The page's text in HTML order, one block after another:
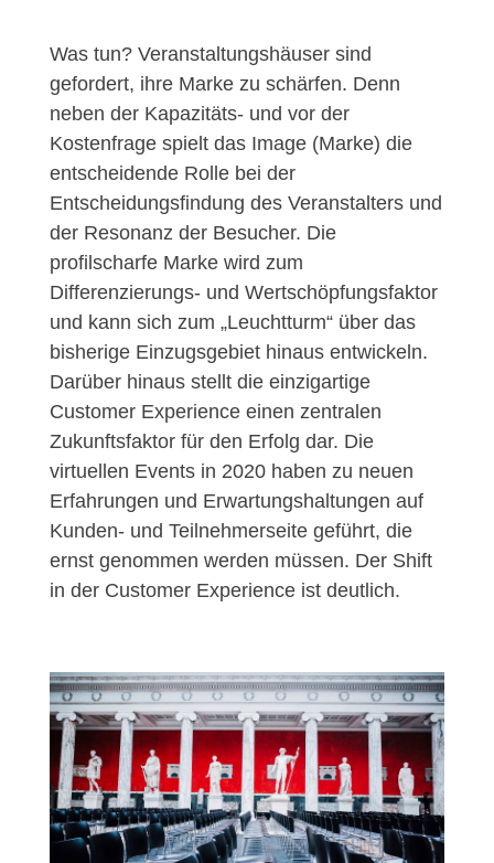
Was tun? Veranstaltungshäuser sind
gefordert, ihre Marke zu schärfen. Denn
neben der Kapazitäts- und vor der
Kostenfrage spielt das Image (Marke) die
entscheidende Rolle bei der
Entscheidungsfindung des Veranstalters und
der Resonanz der Besucher. Die
profilscharfe Marke wird zum
Differenzierungs- und Wertschöpfungsfaktor
und kann sich zum „Leuchtturm“ über das
bisherige Einzugsgebiet hinaus entwickeln.
Darüber hinaus stellt die einzigartige
Customer Experience einen zentralen
Zukunftsfaktor für den Erfolg dar. Die
virtuellen Events in 2020 haben zu neuen
Erfahrungen und Erwartungshaltungen auf
Kunden- und Teilnehmerseite geführt, die
ernst genommen werden müssen. Der Shift
in der Customer Experience ist deutlich.